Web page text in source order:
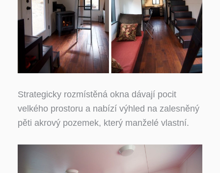
Strategicky rozmístěná okna dávají pocit
velkého prostoru a nabízí výhled na zalesněný
pěti akrový pozemek, který manželé vlastní.